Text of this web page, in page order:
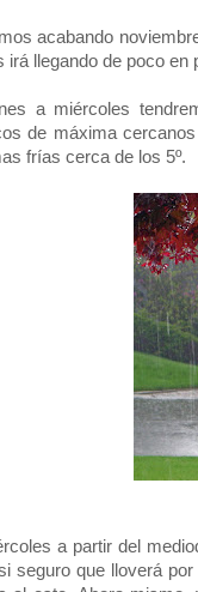
acabando
irá llegando de poco en
a miércoles
de máxima
frías cerca de los 5º.
a partir del
seguro que lloverá